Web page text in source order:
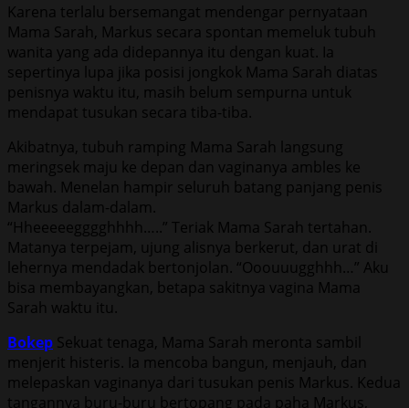
Karena terlalu bersemangat mendengar pernyataan
Mama Sarah, Markus secara spontan memeluk tubuh
wanita yang ada didepannya itu dengan kuat. Ia
sepertinya lupa jika posisi jongkok Mama Sarah diatas
penisnya waktu itu, masih belum sempurna untuk
mendapat tusukan secara tiba-tiba.
Akibatnya, tubuh ramping Mama Sarah langsung
meringsek maju ke depan dan vaginanya ambles ke
bawah. Menelan hampir seluruh batang panjang penis
Markus dalam-dalam.
“Hheeeeegggghhhh…..” Teriak Mama Sarah tertahan.
Matanya terpejam, ujung alisnya berkerut, dan urat di
lehernya mendadak bertonjolan. “Ooouuugghhh…” Aku
bisa membayangkan, betapa sakitnya vagina Mama
Sarah waktu itu.
Bokep Sekuat tenaga, Mama Sarah meronta sambil
menjerit histeris. Ia mencoba bangun, menjauh, dan
melepaskan vaginanya dari tusukan penis Markus. Kedua
tangannya buru-buru bertopang pada paha Markus,